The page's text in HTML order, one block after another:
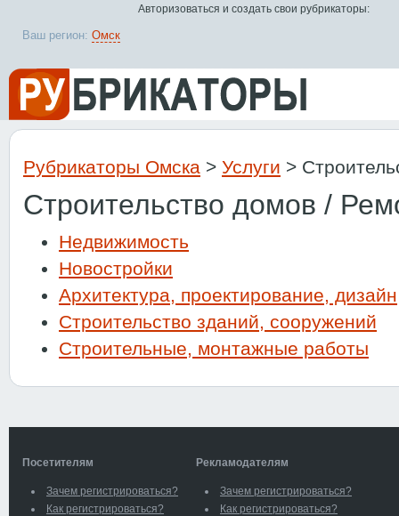
Рубрикаторы Омска > Услуги >
Строительство домов /
Недвижимость
Новостройки
Архитектура, проектирование, дизайн
Строительство зданий, сооружений
Строительные, монтажные работы
Посетителям
Зачем регистрироваться?
Как регистрироваться?
Рекламодателям
Зачем регистрироваться?
Как регистрироваться?
Ваш регион: Омск
Авторизоваться и создать свои рубрикаторы: